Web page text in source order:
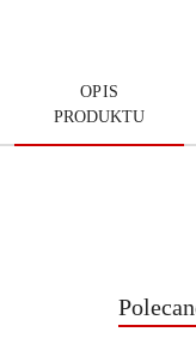
OPIS
PRODUKTU
Pomiń karuzelę
o